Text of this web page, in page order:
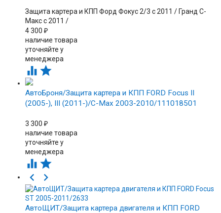
Защита картера и КПП Форд Фокус 2/3 с 2011 / Гранд С-
Макс с 2011 /
4 300 ₽
наличие товара
уточняйте у
менеджера
 
АвтоБроня/Защита картера и КПП FORD Focus II
(2005-), III (2011-)/C-Max 2003-2010/111018501
3 300 ₽
наличие товара
уточняйте у
менеджера
 


АвтоЩИТ/Защита картера двигателя и КПП FORD